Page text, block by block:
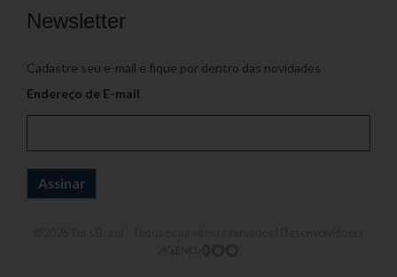
Newsletter
Cadastre seu e-mail e fique por dentro das novidades
Endereço de E-mail